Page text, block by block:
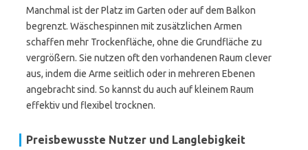
Manchmal ist der Platz im Garten oder auf dem Balkon
begrenzt. Wäschespinnen mit zusätzlichen Armen
schaffen mehr Trockenfläche, ohne die Grundfläche zu
vergrößern. Sie nutzen oft den vorhandenen Raum clever
aus, indem die Arme seitlich oder in mehreren Ebenen
angebracht sind. So kannst du auch auf kleinem Raum
effektiv und flexibel trocknen.
Preisbewusste Nutzer und Langlebigkeit